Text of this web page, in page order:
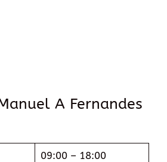
A Fernandes
09:00 – 18:00